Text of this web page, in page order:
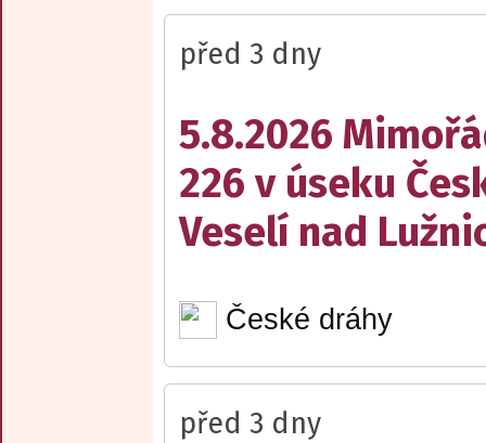
před 3 dny
5.8.2026
226 v úseku
Veselí nad
České dráhy
před 3 dny